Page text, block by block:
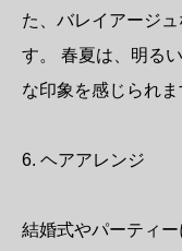
た、バレイアージ
す。 春夏は、明る
な印象を感じられま
6. ヘアアレンジ
結婚式やパーティー